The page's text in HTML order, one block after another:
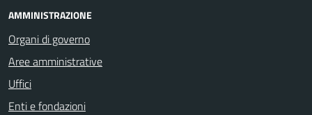
AMMINISTRAZIONE
Organi di governo
Aree amministrative
Uffici
Enti e fondazioni